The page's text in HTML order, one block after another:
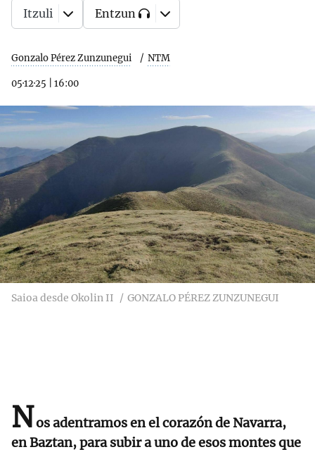
Gonzalo Pérez Zunzunegui NTM
05·12·25 16:00
Itzuli Entzun
Saioa desde Okolin II GONZALO PÉREZ ZUNZUNEGUI
Nos adentramos en el corazón de Navarra,
en Baztan, para subir a uno de esos montes que